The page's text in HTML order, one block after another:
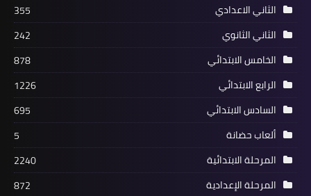
الثاني الاعدادي
355
الثاني الثانوي
242
الخامس الابتدائي
878
الرابع الابتدائي
1226
السادس الابتدائي
695
ألعاب حضانة
5
المرحلة الابتدائية
2240
المرحلة الإعدادية
872